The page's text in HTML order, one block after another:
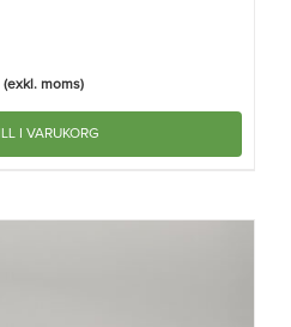
(exkl. moms)
I VARUKORG